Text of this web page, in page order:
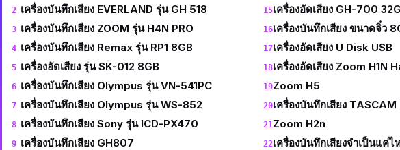
เครื่องบันทึกเสียง EVERLAND รุ่น GH 518
เครื่องบันทึกเสียง ZOOM รุ่น H4N PRO
เครื่องบันทึกเสียง Remax รุ่น RP1 8GB
เครื่องอัดเสียง รุ่น SK-012 8GB
เครื่องบันทึกเสียง Olympus รุ่น VN-541PC
เครื่องบันทึกเสียง Olympus รุ่น WS-852
เครื่องบันทึกเสียง Sony รุ่น ICD-PX470
เครื่องบันทึกเสียง GH807
เครื่องอัดเสียง GH-700
เครื่องบันทึกเสียง ขนาดจิ๋ว
เครื่องอัดเสียง U Disk USB
เครื่องอัดเสียง Zoom H1N
Zoom H5
เครื่องบันทึกเสียง
Zoom H2n
เครื่องบันทึกเสียงจำเป็นแค่ไ